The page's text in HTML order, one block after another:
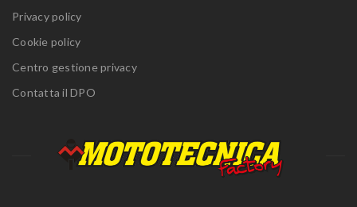
Privacy policy
Cookie policy
Centro gestione privacy
Contatta il DPO